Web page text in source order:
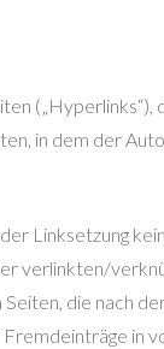
in dem der
Linksetzung
verlinkten/
die nach
in